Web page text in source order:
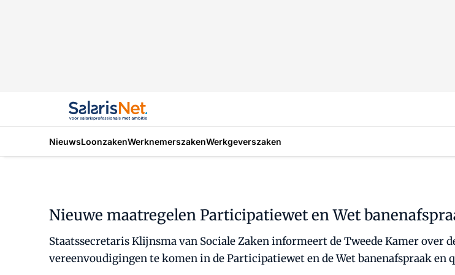
NieuwsLoonzakenWerknemerszakenWerkgeverszaken
Nieuwe maatregelen Participatiewet en Wet
Staatssecretaris Klijnsma van Sociale Zaken informeert de Tweede Kamer over
vereenvoudigingen te komen in de Participatiewet en de Wet banenafspraak en